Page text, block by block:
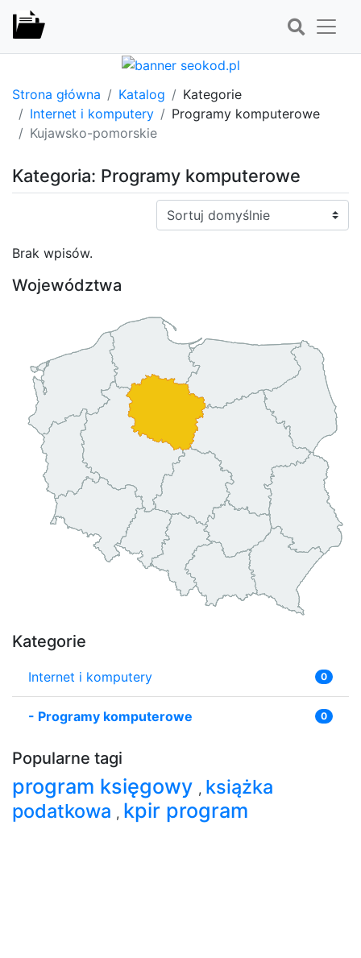
Strona główna Katalog
Kategorie
Internet i komputery
Programy komputerowe
Kujawsko-pomorskie
Kategoria: Programy komputerowe
Sortuj:
Brak wpisów.
Województwa
Kategorie
Internet i komputery 0
- Programy komputerowe 0
Popularne tagi
program księgowy , książka
podatkowa , kpir program